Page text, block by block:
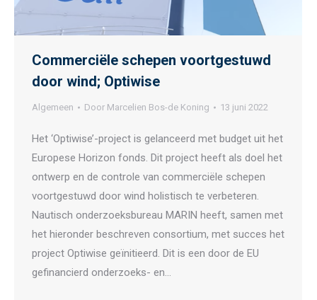
Commerciële schepen voortgestuwd
door wind; Optiwise
Algemeen Door Marcelien Bos-de Koning 13 juni 2022
Het ‘Optiwise’-project is gelanceerd met budget uit het
Europese Horizon fonds. Dit project heeft als doel het
ontwerp en de controle van commerciële schepen
voortgestuwd door wind holistisch te verbeteren.
Nautisch onderzoeksbureau MARIN heeft, samen met
het hieronder beschreven consortium, met succes het
project Optiwise geïnitieerd. Dit is een door de EU
gefinancierd onderzoeks- en…